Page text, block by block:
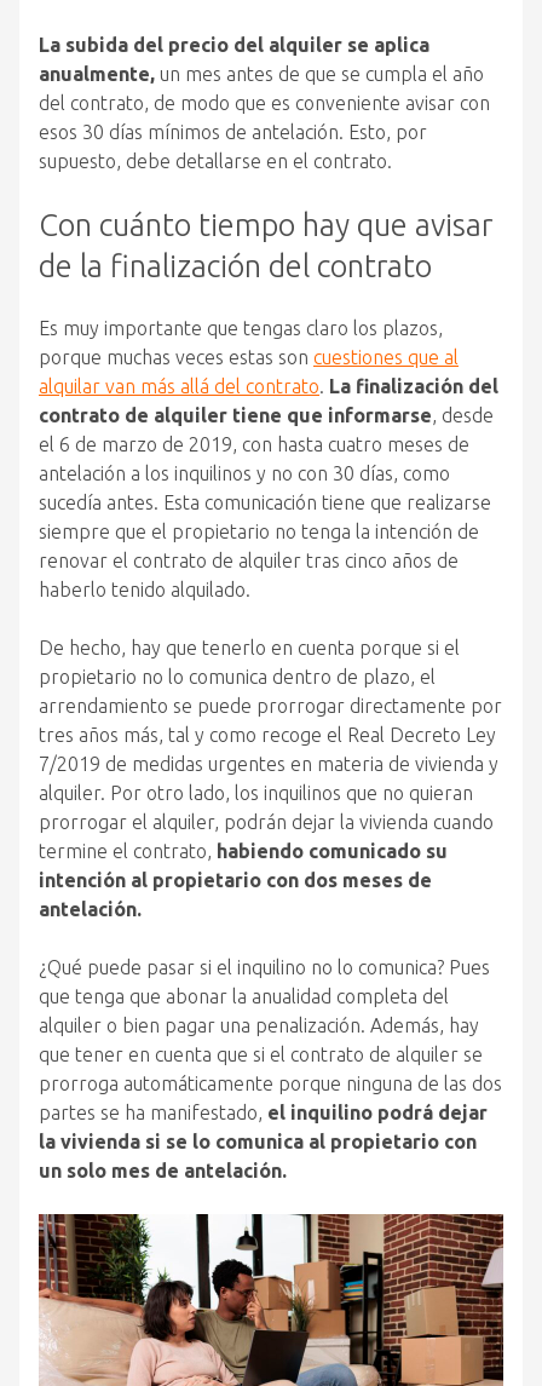
La subida del precio del alquiler se aplica
anualmente, un mes antes de que se cumpla el año
del contrato, de modo que es conveniente avisar con
esos 30 días mínimos de antelación. Esto, por
supuesto, debe detallarse en el contrato.
Con cuánto tiempo hay que avisar
de la finalización del contrato
Es muy importante que tengas claro los plazos,
porque muchas veces estas son cuestiones que al
alquilar van más allá del contrato. La finalización del
contrato de alquiler tiene que informarse, desde
el 6 de marzo de 2019, con hasta cuatro meses de
antelación a los inquilinos y no con 30 días, como
sucedía antes. Esta comunicación tiene que realizarse
siempre que el propietario no tenga la intención de
renovar el contrato de alquiler tras cinco años de
haberlo tenido alquilado.
De hecho, hay que tenerlo en cuenta porque si el
propietario no lo comunica dentro de plazo, el
arrendamiento se puede prorrogar directamente por
tres años más, tal y como recoge el Real Decreto Ley
7/2019 de medidas urgentes en materia de vivienda y
alquiler. Por otro lado, los inquilinos que no quieran
prorrogar el alquiler, podrán dejar la vivienda cuando
termine el contrato, habiendo comunicado su
intención al propietario con dos meses de
antelación.
¿Qué puede pasar si el inquilino no lo comunica? Pues
que tenga que abonar la anualidad completa del
alquiler o bien pagar una penalización. Además, hay
que tener en cuenta que si el contrato de alquiler se
prorroga automáticamente porque ninguna de las dos
partes se ha manifestado, el inquilino podrá dejar
la vivienda si se lo comunica al propietario con
un solo mes de antelación.